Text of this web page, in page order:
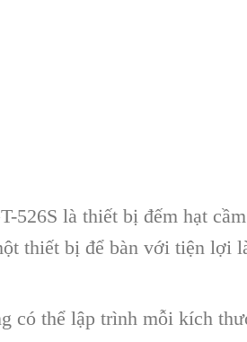
526S là thiết bị đếm hạt
thiết bị để bàn với tiện lợi
có thể lập trình mỗi kích